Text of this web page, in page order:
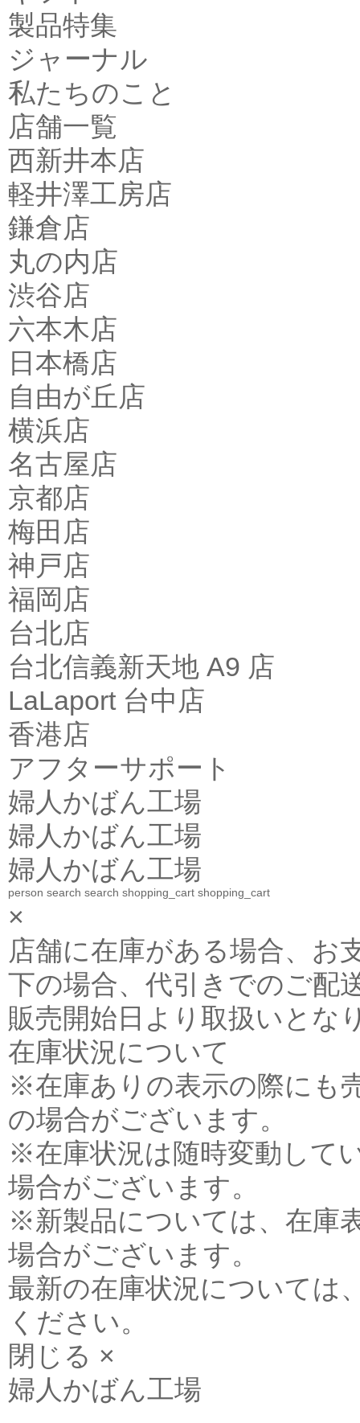
製品特集
ジャーナル
私たちのこと
店舗一覧
西新井本店
軽井澤工房店
鎌倉店
丸の内店
渋谷店
六本木店
日本橋店
自由が丘店
横浜店
名古屋店
京都店
梅田店
神戸店
福岡店
台北店
台北信義新天地 A9 店
LaLaport 台中店
香港店
アフターサポート
婦人かばん工場
婦人かばん工場
婦人かばん工場
person search search shopping_cart shopping_cart
×
店舗に在庫がある場合、お
下の場合、代引きでのご配
販売開始日より取扱いとな
在庫状況について
※在庫ありの表示の際にも
の場合がございます。
※在庫状況は随時変動して
場合がございます。
※新製品については、在庫
場合がございます。
最新の在庫状況については
ください。
閉じる ×
婦人かばん工場